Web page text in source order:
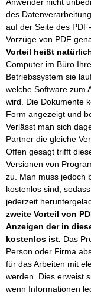
des
auf der Seite des
Vorzüge von PDF
Vorteil heißt
Computer im Büro
Betriebssystem sie
welche Software zum
wird. Die Dokumente
Form angezeigt und
Verlässt man sich
Partner die gleiche
Offen gesagt trifft
Versionen von
zu. Man muss jedoch
kostenlos sind,
jederzeit
zweite Vorteil von
Anzeigen der in
kostenlos ist. Das
Person oder Firma
für das Arbeiten mit
werden. Dies erweist
wenn Informationen